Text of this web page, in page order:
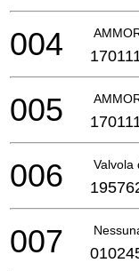
004
005
Valvola
006
007